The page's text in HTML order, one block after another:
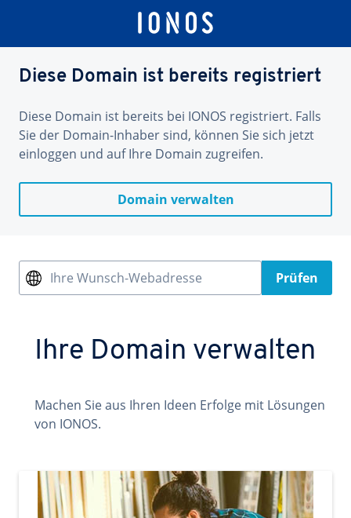
Diese Domain ist bereits registriert
Diese Domain ist bereits bei IONOS registriert. Falls
Sie der Domain-Inhaber sind, können Sie sich jetzt
einloggen und auf Ihre Domain zugreifen.
Domain verwalten
Ihre Wunsch-Webadresse Prüfen
Ihre Domain verwalten
Machen Sie aus Ihren Ideen Erfolge mit Lösungen
von IONOS.